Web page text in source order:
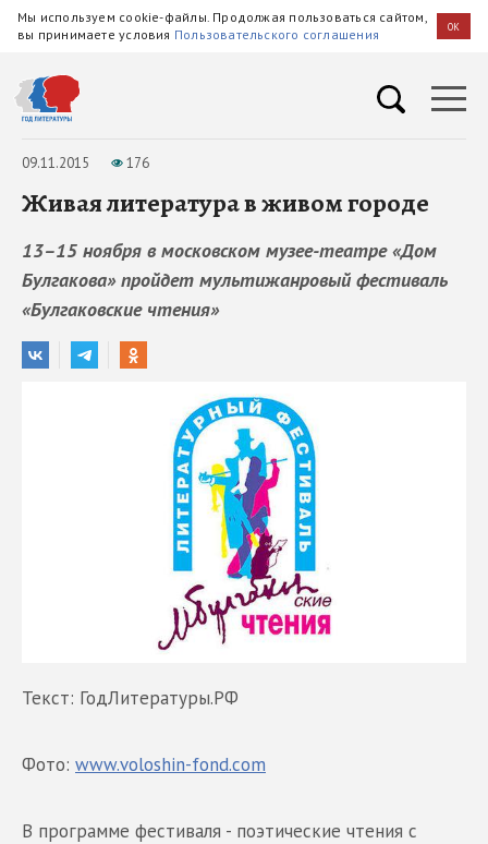
Мы используем cookie-файлы. Продолжая пользоваться сайтом,
вы принимаете условия Пользовательского соглашения OK
09.11.2015 176
Живая литература в живом городе
13–15 ноября в московском музее-театре «Дом
Булгакова» пройдет мультижанровый фестиваль
«Булгаковские чтения»
Текст: ГодЛитературы.РФ
Фото: www.voloshin-fond.com
В программе фестиваля - поэтические чтения с